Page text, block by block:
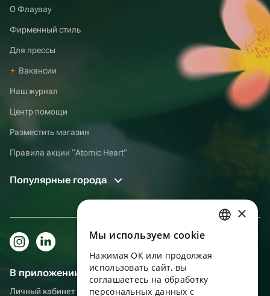
О Флаувау
Фирменный стиль
Для прессы
Вакансии
Наш журнал
Центр помощи
Разместить магазин
Правила акции “Atomic Heart”
Популярные города
В приложении еще удобнее!
Личный кабинет получателя, больше бонусов за покупки и
ENGLISH
UKRAINIAN
×
Мы используем сookie
Нажимая ОК или продолжая
использовать сайт, вы
соглашаетесь на обработку
персональных данных с